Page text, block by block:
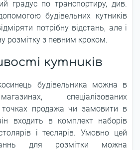
градус по транспортиру, див.
будівельних кутників
потрібну відстань, але і
розмітку з певним кроком.
кутників
будівельника можна в
спеціалізованих
точках продажа чи замовити в
входить в комплект наборів
і теслярів. Умовно цей
для розмітки можна